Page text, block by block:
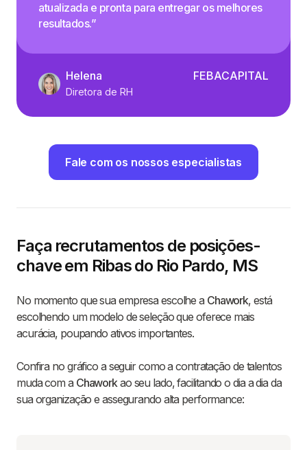
atualizada e pronta para entregar os melhores
resultados.”
Helena
Diretora de RH
FEBACAPITAL
Fale com os nossos especialistas
Faça recrutamentos de posições-
chave em Ribas do Rio Pardo, MS
No momento que sua empresa escolhe a Chawork, está
escolhendo um modelo de seleção que oferece mais
acurácia, poupando ativos importantes.
Confira no gráfico a seguir como a contratação de talentos
muda com a Chaworkao seu lado, facilitando o dia a dia da
sua organização e assegurando alta performance: